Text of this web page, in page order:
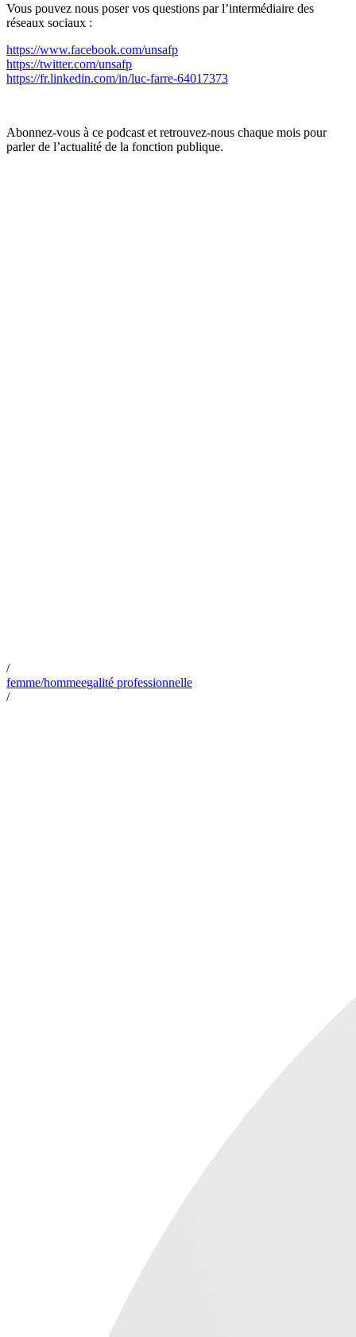
Vous pouvez nous poser vos questions par l’intermédiaire des
réseaux sociaux :
https://www.facebook.com/unsafp
https://twitter.com/unsafp
https://fr.linkedin.com/in/luc-farre-64017373
Abonnez-vous à ce podcast et retrouvez-nous chaque mois pour
parler de l’actualité de la fonction publique.
/
femme/hommeegalité professionnelle
/